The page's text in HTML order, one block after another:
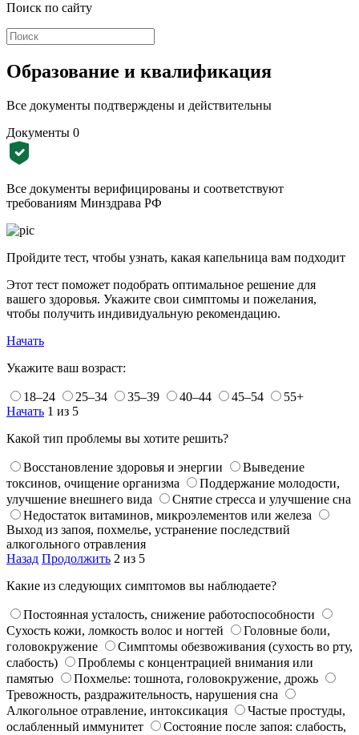
Поиск по сайту
Образование и квалификация
Все документы подтверждены и действительны
Документы 0
Все документы верифицированы и соответствуют
требованиям Минздрава РФ
Пройдите тест, чтобы узнать, какая капельница вам подходит
Этот тест поможет подобрать оптимальное решение для
вашего здоровья. Укажите свои симптомы и пожелания,
чтобы получить индивидуальную рекомендацию.
Начать
Укажите ваш возраст:
18–24 25–34 35–39 40–44 45–54
55+
Начать 1 из 5
Какой тип проблемы вы хотите решить?
Восстановление здоровья и энергии
Выведение
токсинов, очищение организма
Поддержание молодости,
улучшение внешнего вида
Снятие стресса и улучшение сна
Недостаток витаминов, микроэлементов или железа
Выход из запоя, похмелье, устранение последствий
алкогольного отравления
Назад Продолжить 2 из 5
Какие из следующих симптомов вы наблюдаете?
Постоянная усталость, снижение работоспособности
Сухость кожи, ломкость волос и ногтей
Головные боли,
головокружение
Симптомы обезвоживания (сухость во рту,
слабость)
Проблемы с концентрацией внимания или
памятью
Похмелье: тошнота, головокружение, дрожь
Тревожность, раздражительность, нарушения сна
Алкогольное отравление, интоксикация
Частые простуды,
ослабленный иммунитет
Состояние после запоя: слабость,